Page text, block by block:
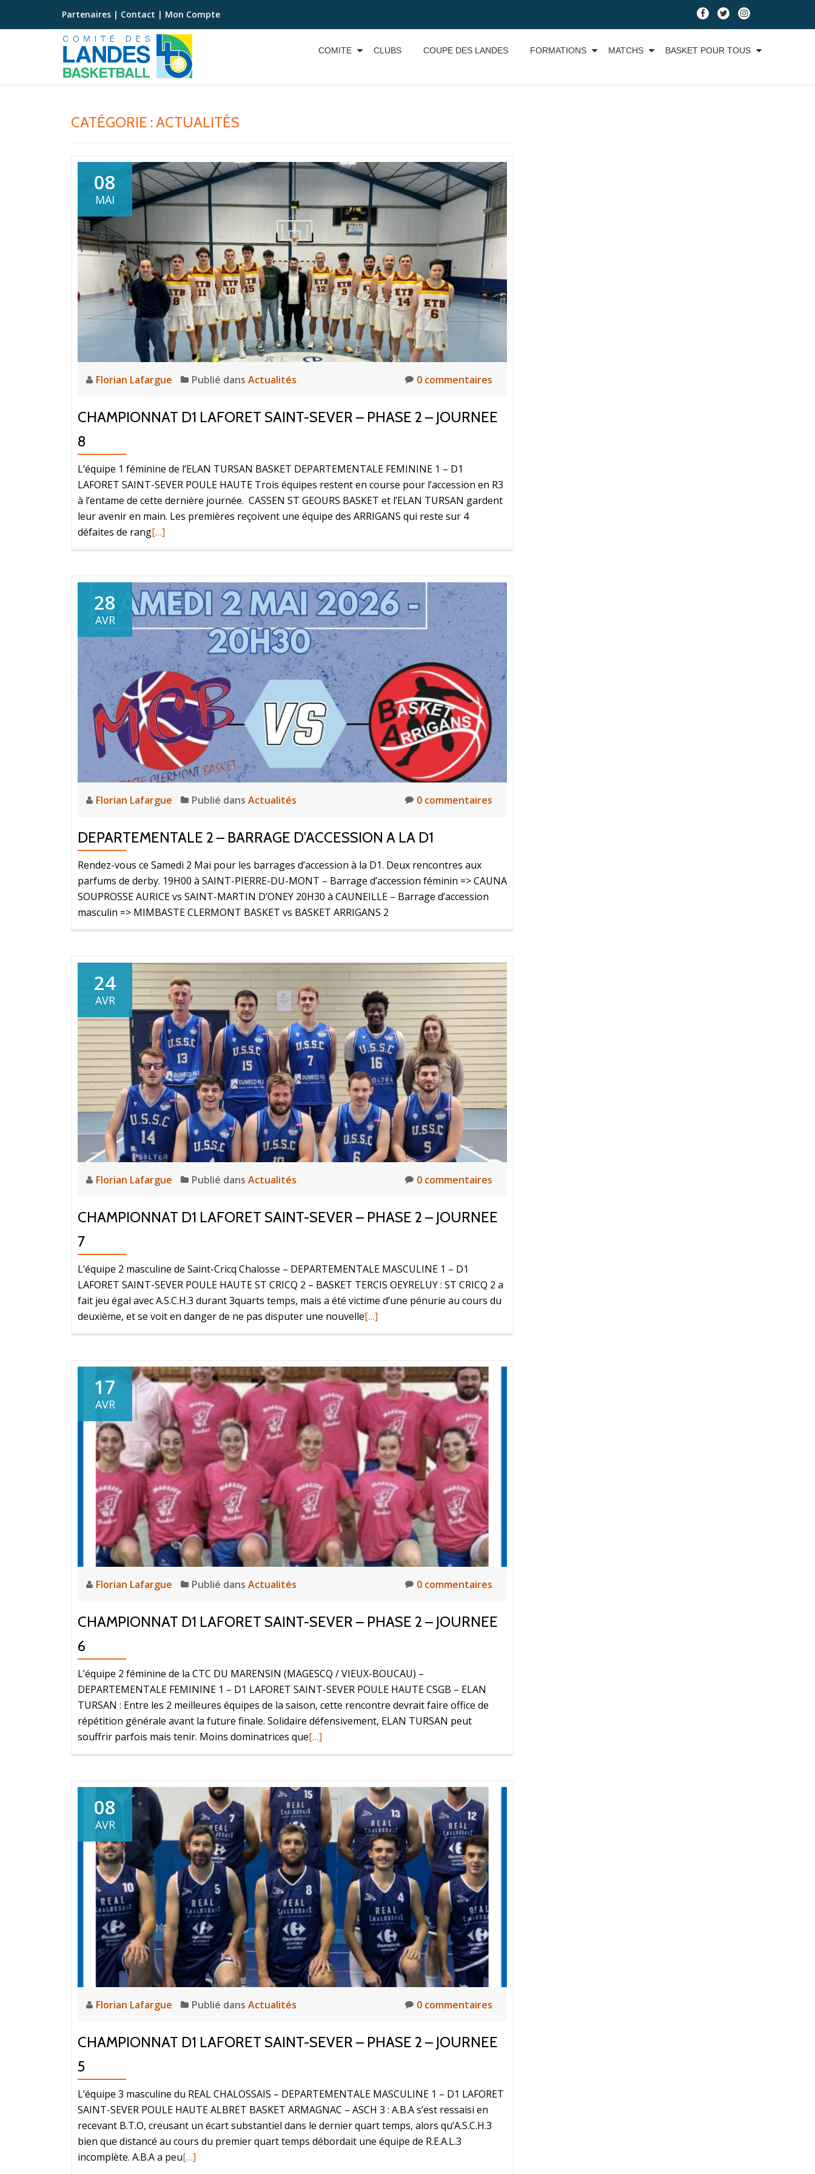
Aller
Partenaires | Contact | Mon Compte
COMITE CLUBS COUPE DES LANDES FORMATIONS MATCHS BASKET POUR TOUS
CATÉGORIE :ACTUALITÉS
08
MAI
Florian Lafargue Publié dans Actualités 0 commentaires
CHAMPIONNAT D1 LAFORET SAINT-SEVER – PHASE 2 – JOURNEE
8
L’équipe 1 féminine de l’ELAN TURSAN BASKET DEPARTEMENTALE FEMININE 1 – D1
LAFORET SAINT-SEVER POULE HAUTE Trois équipes restent en course pour l’accession en R3
à l’entame de cette dernière journée. CASSEN ST GEOURS BASKET et l’ELAN TURSAN gardent
leur avenir en main. Les premières reçoivent une équipe des ARRIGANS qui reste sur 4
défaites de rang[…]
28
AVR
Florian Lafargue Publié dans Actualités 0 commentaires
DEPARTEMENTALE 2 – BARRAGE D’ACCESSION A LA D1
Rendez-vous ce Samedi 2 Mai pour les barrages d’accession à la D1. Deux rencontres aux
parfums de derby. 19H00 à SAINT-PIERRE-DU-MONT – Barrage d’accession féminin => CAUNA
SOUPROSSE AURICE vs SAINT-MARTIN D’ONEY 20H30 à CAUNEILLE – Barrage d’accession
masculin => MIMBASTE CLERMONT BASKET vs BASKET ARRIGANS 2
24
AVR
Florian Lafargue Publié dans Actualités 0 commentaires
CHAMPIONNAT D1 LAFORET SAINT-SEVER – PHASE 2 – JOURNEE
7
L’équipe 2 masculine de Saint-Cricq Chalosse – DEPARTEMENTALE MASCULINE 1 – D1
LAFORET SAINT-SEVER POULE HAUTE ST CRICQ 2 – BASKET TERCIS OEYRELUY : ST CRICQ 2 a
fait jeu égal avec A.S.C.H.3 durant 3quarts temps, mais a été victime d’une pénurie au cours du
deuxième, et se voit en danger de ne pas disputer une nouvelle[…]
17
AVR
Florian Lafargue Publié dans Actualités 0 commentaires
CHAMPIONNAT D1 LAFORET SAINT-SEVER – PHASE 2 – JOURNEE
6
L’équipe 2 féminine de la CTC DU MARENSIN (MAGESCQ / VIEUX-BOUCAU) –
DEPARTEMENTALE FEMININE 1 – D1 LAFORET SAINT-SEVER POULE HAUTE CSGB – ELAN
TURSAN : Entre les 2 meilleures équipes de la saison, cette rencontre devrait faire office de
répétition générale avant la future finale. Solidaire défensivement, ELAN TURSAN peut
souffrir parfois mais tenir. Moins dominatrices que[…]
08
AVR
Florian Lafargue Publié dans Actualités 0 commentaires
CHAMPIONNAT D1 LAFORET SAINT-SEVER – PHASE 2 – JOURNEE
5
L’équipe 3 masculine du REAL CHALOSSAIS – DEPARTEMENTALE MASCULINE 1 – D1 LAFORET
SAINT-SEVER POULE HAUTE ALBRET BASKET ARMAGNAC – ASCH 3 : A.B.A s’est ressaisi en
recevant B.T.O, creusant un écart substantiel dans le dernier quart temps, alors qu’A.S.C.H.3
bien que distancé au cours du premier quart temps débordait une équipe de R.E.A.L.3
incomplète. A.B.A a peu[…]